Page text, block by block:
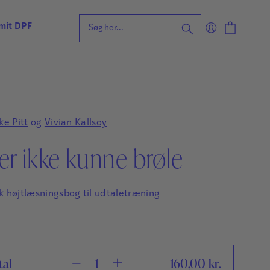
Faglige udfordringer
DPF
Pitt og Vivian Kallsoy
ikke kunne brøle
højtlæsningsbog til udtaletræning
160,00 kr.